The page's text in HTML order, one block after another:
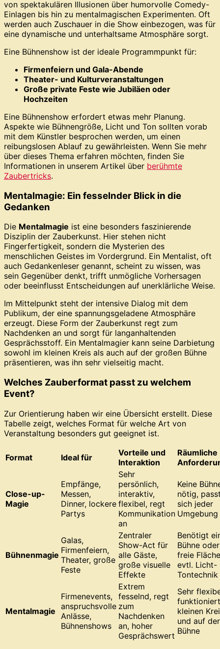
von spektakulären Illusionen über humorvolle Comedy-
Einlagen bis hin zu mentalmagischen Experimenten. Oft
werden auch Zuschauer in die Show einbezogen, was für
eine dynamische und unterhaltsame Atmosphäre sorgt.
Eine Bühnenshow ist der ideale Programmpunkt für:
Firmenfeiern und Gala-Abende
Theater- und Kulturveranstaltungen
Große private Feste wie Jubiläen oder
Hochzeiten
Eine Bühnenshow erfordert etwas mehr Planung.
Aspekte wie Bühnengröße, Licht und Ton sollten vorab
mit dem Künstler besprochen werden, um einen
reibungslosen Ablauf zu gewährleisten. Wenn Sie mehr
über dieses Thema erfahren möchten, finden Sie
Informationen in unserem Artikel über berühmte
Zaubertricks.
Mentalmagie: Ein fesselnder Blick in die
Gedanken
Die Mentalmagie ist eine besonders faszinierende
Disziplin der Zauberkunst. Hier stehen nicht
Fingerfertigkeit, sondern die Mysterien des
menschlichen Geistes im Vordergrund. Ein Mentalist, oft
auch Gedankenleser genannt, scheint zu wissen, was
sein Gegenüber denkt, trifft unmögliche Vorhersagen
oder beeinflusst Entscheidungen auf unerklärliche Weise.
Im Mittelpunkt steht der intensive Dialog mit dem
Publikum, der eine spannungsgeladene Atmosphäre
erzeugt. Diese Form der Zauberkunst regt zum
Nachdenken an und sorgt für langanhaltenden
Gesprächsstoff. Ein Mentalmagier kann seine Darbietung
sowohl im kleinen Kreis als auch auf der großen Bühne
präsentieren, was ihn sehr vielseitig macht.
Welches Zauberformat passt zu welchem
Event?
Zur Orientierung haben wir eine Übersicht erstellt. Diese
Tabelle zeigt, welches Format für welche Art von
Veranstaltung besonders gut geeignet ist.
Format Ideal für
Vorteile und
Interaktion
Räumliche
Close-up-
Magie
Empfänge,
Messen,
Dinner, lockere
Partys
Sehr
persönlich,
interaktiv,
flexibel, regt
Kommunikation
an
Keine
nötig,
sich jeder
Umgebung
Bühnenmagie
Galas,
Firmenfeiern,
Theater, große
Feste
Zentraler
Show-Act für
alle Gäste,
große visuelle
Effekte
Benötigt
Bühne oder
freie
evtl. Licht-
Tontechnik
Mentalmagie
Firmenevents,
anspruchsvolle
Anlässe,
Bühnenshows
Extrem
fesselnd, regt
zum
Nachdenken
an, hoher
Gesprächswert
Sehr
kleinen
und auf der
Bühne